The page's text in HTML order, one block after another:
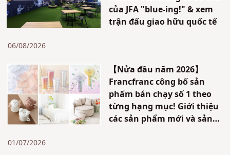
của JFA "blue-ing!" & xem
trận đấu giao hữu quốc tế
06/08/2026
【Nửa đầu năm 2026】
Francfranc công bố sản
phẩm bán chạy số 1 theo
từng hạng mục! Giới thiệu
các sản phẩm mới và sản
01/07/2026